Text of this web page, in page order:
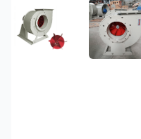
FEATURED IMAGE